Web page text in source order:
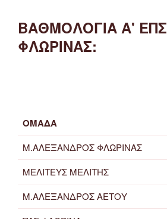
ΒΑΘΜΟΛΟΓΙΑ Α' ΕΠΣ
ΦΛΩΡΙΝΑΣ:
ΟΜΑΔΑ
Μ.ΑΛΕΞΑΝΔΡΟΣ ΦΛΩΡΙΝΑΣ
ΜΕΛΙΤΕΥΣ ΜΕΛΙΤΗΣ
Μ.ΑΛΕΞΑΝΔΡΟΣ ΑΕΤΟΥ